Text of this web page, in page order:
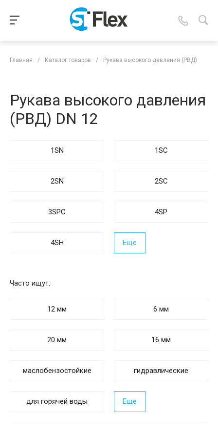
Главная / Каталог товаров / Рукава высокого давления (РВД)
Рукава высокого давления
(РВД) DN 12
1SN 1SC
2SN 2SC
3SPC 4SP
4SH Еще
Часто ищут:
12 мм 6 мм
20 мм 16 мм
маслобензостойкие гидравлические
для горячей воды Еще